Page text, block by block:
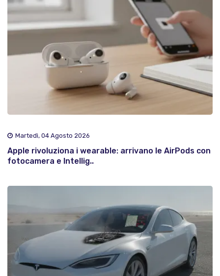
Martedì, 04 Agosto 2026
Apple rivoluziona i wearable: arrivano le AirPods con
fotocamera e Intellig..